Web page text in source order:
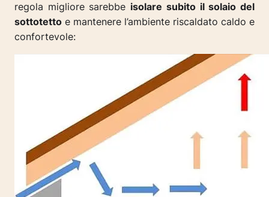
regola migliore sarebbe isolare subito il solaio del
sottotetto e mantenere l’ambiente riscaldato caldo e
confortevole: